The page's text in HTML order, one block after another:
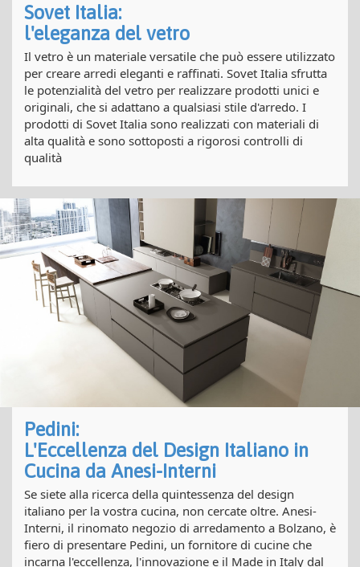
Sovet Italia:
l'eleganza del vetro
Il vetro è un materiale versatile che può essere utilizzato
per creare arredi eleganti e raffinati. Sovet Italia sfrutta
le potenzialità del vetro per realizzare prodotti unici e
originali, che si adattano a qualsiasi stile d'arredo. I
prodotti di Sovet Italia sono realizzati con materiali di
alta qualità e sono sottoposti a rigorosi controlli di
qualità
Pedini:
L'Eccellenza del Design Italiano in
Cucina da Anesi-Interni
Se siete alla ricerca della quintessenza del design
italiano per la vostra cucina, non cercate oltre. Anesi-
Interni, il rinomato negozio di arredamento a Bolzano, è
fiero di presentare Pedini, un fornitore di cucine che
incarna l'eccellenza, l'innovazione e il Made in Italy dal